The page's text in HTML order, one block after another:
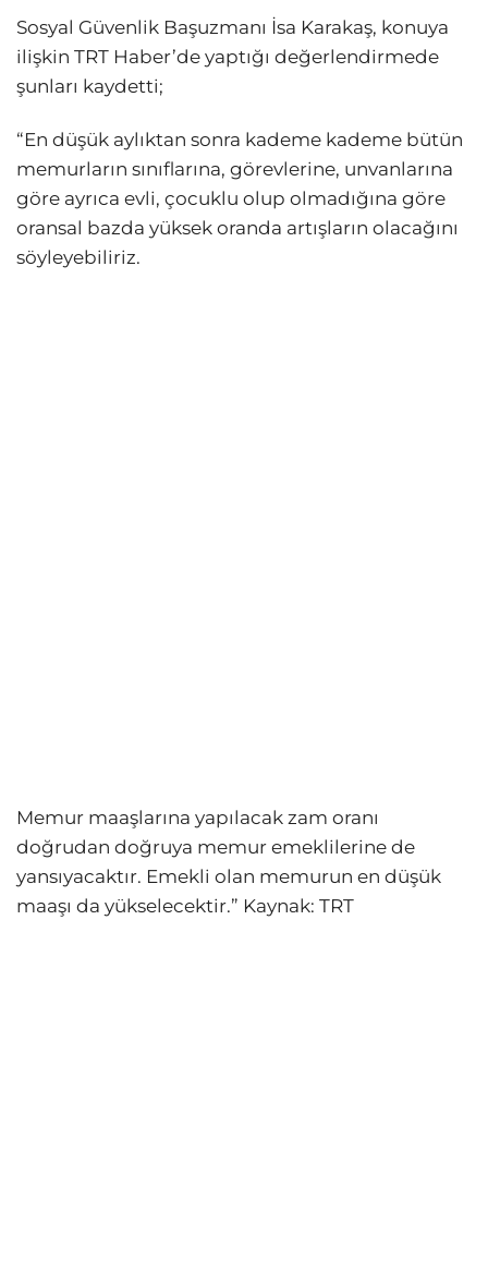
Sosyal Güvenlik Başuzmanı İsa Karakaş, konuya
ilişkin TRT Haber’de yaptığı değerlendirmede
şunları kaydetti;
“En düşük aylıktan sonra kademe kademe bütün
memurların sınıflarına, görevlerine, unvanlarına
göre ayrıca evli, çocuklu olup olmadığına göre
oransal bazda yüksek oranda artışların olacağını
söyleyebiliriz.
Memur maaşlarına yapılacak zam oranı
doğrudan doğruya memur emeklilerine de
yansıyacaktır. Emekli olan memurun en düşük
maaşı da yükselecektir.” Kaynak: TRT